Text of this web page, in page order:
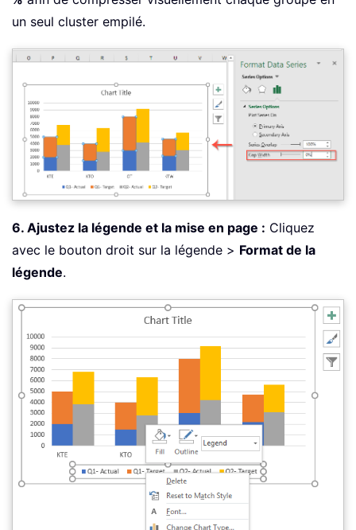
un seul cluster empilé.
6. Ajustez la légende et la mise en page : Cliquez
avec le bouton droit sur la légende > Format de la
légende.